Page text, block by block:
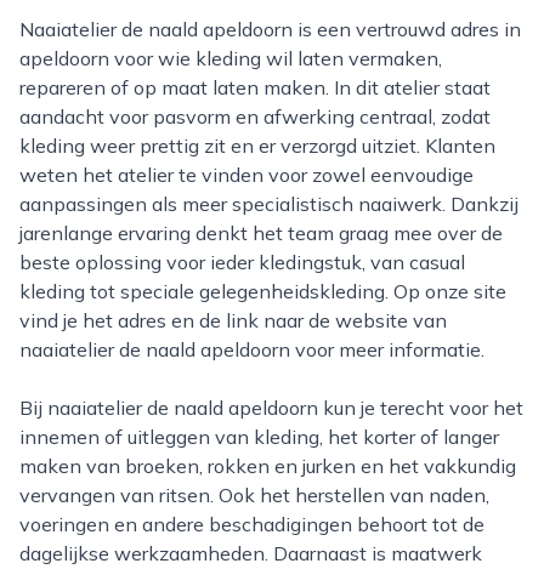
Naaiatelier de naald apeldoorn is een vertrouwd adres in
apeldoorn voor wie kleding wil laten vermaken,
repareren of op maat laten maken. In dit atelier staat
aandacht voor pasvorm en afwerking centraal, zodat
kleding weer prettig zit en er verzorgd uitziet. Klanten
weten het atelier te vinden voor zowel eenvoudige
aanpassingen als meer specialistisch naaiwerk. Dankzij
jarenlange ervaring denkt het team graag mee over de
beste oplossing voor ieder kledingstuk, van casual
kleding tot speciale gelegenheidskleding. Op onze site
vind je het adres en de link naar de website van
naaiatelier de naald apeldoorn voor meer informatie.
Bij naaiatelier de naald apeldoorn kun je terecht voor het
innemen of uitleggen van kleding, het korter of langer
maken van broeken, rokken en jurken en het vakkundig
vervangen van ritsen. Ook het herstellen van naden,
voeringen en andere beschadigingen behoort tot de
dagelijkse werkzaamheden. Daarnaast is maatwerk